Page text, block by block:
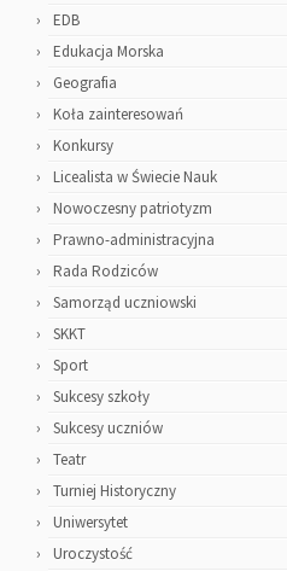
EDB
Edukacja Morska
Geografia
Koła zainteresowań
Konkursy
Licealista w Świecie Nauk
Nowoczesny patriotyzm
Prawno-administracyjna
Rada Rodziców
Samorząd uczniowski
SKKT
Sport
Sukcesy szkoły
Sukcesy uczniów
Teatr
Turniej Historyczny
Uniwersytet
Uroczystość